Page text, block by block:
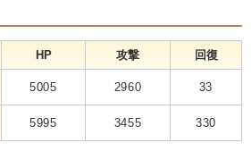
HP 攻撃 回復
5005 2960 33
5995 3455 330